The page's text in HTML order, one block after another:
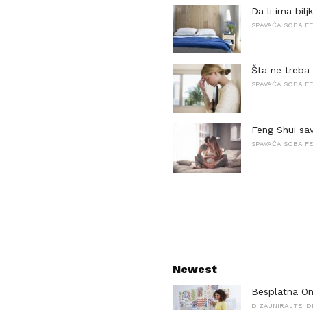
Da li ima
SPAVAĆA SOBA
Šta ne treba
SPAVAĆA SOBA
Feng Shui
SPAVAĆA SOBA
Newest
Besplatna
DIZAJNIRAJTE